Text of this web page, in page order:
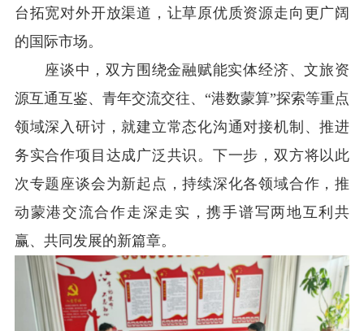
台拓宽对外开放渠道，让草原优质资源走向更广阔
的国际市场。
座谈中，双方围绕金融赋能实体经济、文旅资
源互通互鉴、青年交流交往、 “港数蒙算”探索等重点
领域深入研讨，就建立常态化沟通对接机制、推进
务实合作项目达成广泛共识。 下一步， 双方将以此
次专题座谈会为新起点，持续深化各领域合作，推
动蒙港交流合作走深走实，携手谱写两地互利共
赢、共同发展的新篇章。